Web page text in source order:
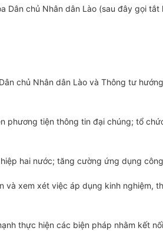
Dân chủ Nhân dân Lào (sau đây gọi tắt
chủ Nhân dân Lào và Thông tư
phương tiện thông tin đại chúng; tổ
hai nước; tăng cường ứng dụng
và xem xét việc áp dụng kinh nghiệm,
thực hiện các biện pháp nhằm kết